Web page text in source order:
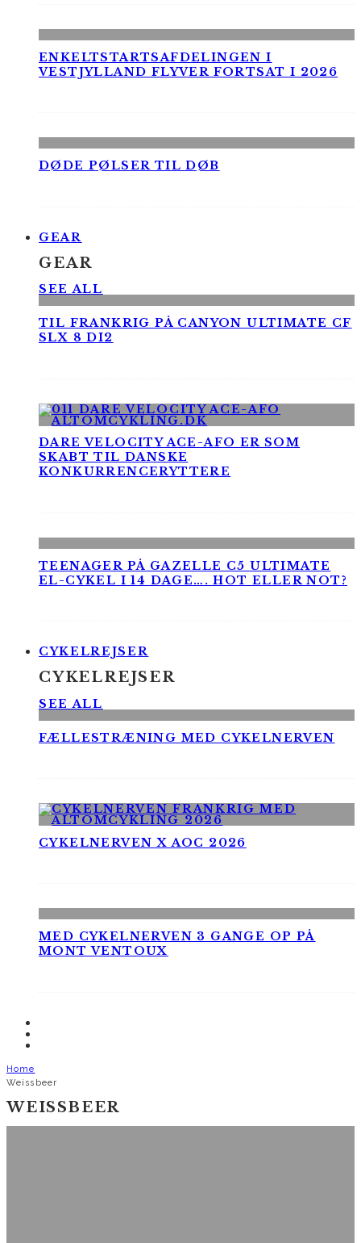
ENKELTSTARTSAFDELINGEN I
VESTJYLLAND FLYVER FORTSAT I 2026
DØDE PØLSER TIL DØB
GEAR
GEAR
SEE ALL
TIL FRANKRIG PÅ CANYON ULTIMATE CF
SLX 8 DI2
DARE VELOCITY ACE-AFO ER SOM
SKABT TIL DANSKE
KONKURRENCERYTTERE
TEENAGER PÅ GAZELLE C5 ULTIMATE
EL-CYKEL I 14 DAGE…. HOT ELLER NOT?
CYKELREJSER
CYKELREJSER
SEE ALL
FÆLLESTRÆNING MED CYKELNERVEN
CYKELNERVEN X AOC 2026
MED CYKELNERVEN 3 GANGE OP PÅ
MONT VENTOUX
Home
Weissbeer
WEISSBEER